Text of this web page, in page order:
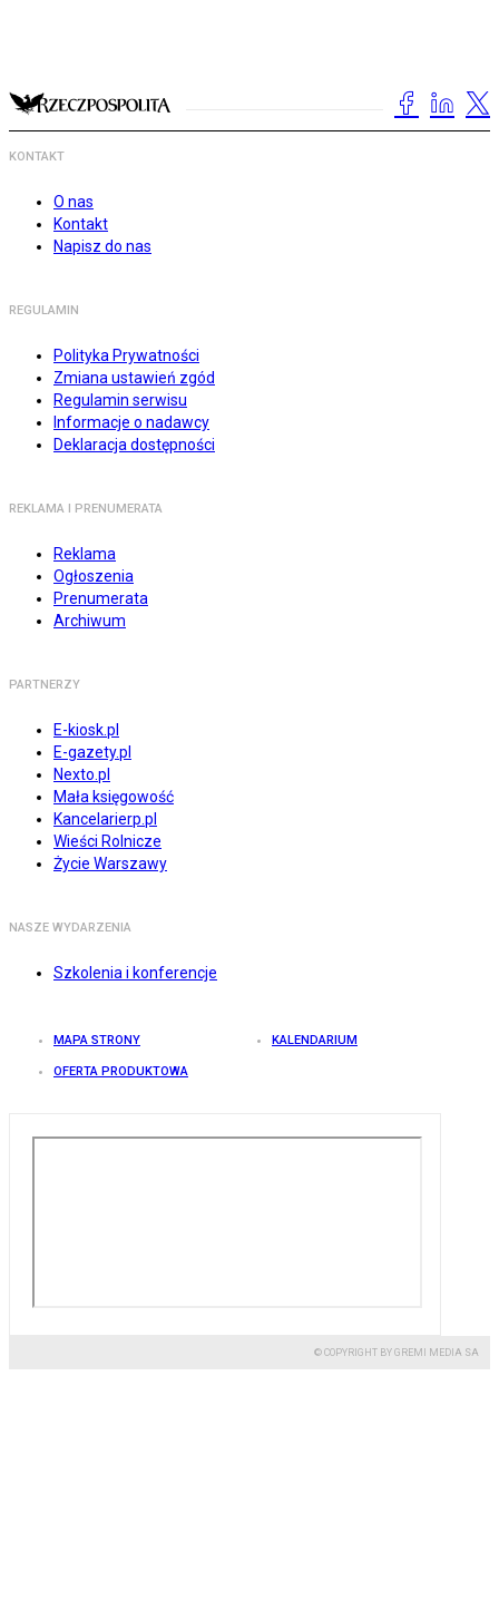
KONTAKT
O nas
Kontakt
Napisz do nas
REGULAMIN
Polityka Prywatności
Zmiana ustawień zgód
Regulamin serwisu
Informacje o nadawcy
Deklaracja dostępności
REKLAMA I PRENUMERATA
Reklama
Ogłoszenia
Prenumerata
Archiwum
PARTNERZY
E-kiosk.pl
E-gazety.pl
Nexto.pl
Mała księgowość
Kancelarierp.pl
Wieści Rolnicze
Życie Warszawy
NASZE WYDARZENIA
Szkolenia i konferencje
MAPA STRONY KALENDARIUM
OFERTA PRODUKTOWA
© COPYRIGHT BY GREMI MEDIA SA